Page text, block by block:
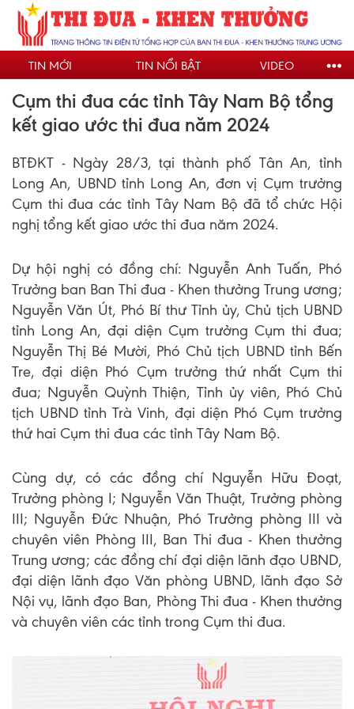
Nhảy
đến
nội
dungTIN MỚI TIN NỔI BẬT VIDEO
Cụm thi đua các tỉnh Tây Nam Bộ tổng
kết giao ước thi đua năm 2024
BTĐKT - Ngày 28/3, tại thành phố Tân An, tỉnh
Long An, UBND tỉnh Long An, đơn vị Cụm trưởng
Cụm thi đua các tỉnh Tây Nam Bộ đã tổ chức Hội
nghị tổng kết giao ước thi đua năm 2024.
Dự hội nghị có đồng chí: Nguyễn Anh Tuấn, Phó
Trưởng ban Ban Thi đua - Khen thưởng Trung ương;
Nguyễn Văn Út, Phó Bí thư Tỉnh ủy, Chủ tịch UBND
tỉnh Long An, đại diện Cụm trưởng Cụm thi đua;
Nguyễn Thị Bé Mười, Phó Chủ tịch UBND tỉnh Bến
Tre, đại diện Phó Cụm trưởng thứ nhất Cụm thi
đua; Nguyễn Quỳnh Thiện, Tỉnh ủy viên, Phó Chủ
tịch UBND tỉnh Trà Vinh, đại diện Phó Cụm trưởng
thứ hai Cụm thi đua các tỉnh Tây Nam Bộ.
Cùng dự, có các đồng chí Nguyễn Hữu Đoạt,
Trưởng phòng I; Nguyễn Văn Thuật, Trưởng phòng
III; Nguyễn Đức Nhuận, Phó Trưởng phòng III và
chuyên viên Phòng III, Ban Thi đua - Khen thưởng
Trung ương; các đồng chí đại diện lãnh đạo UBND,
đại diện lãnh đạo Văn phòng UBND, lãnh đạo Sở
Nội vụ, lãnh đạo Ban, Phòng Thi đua - Khen thưởng
và chuyên viên các tỉnh trong Cụm thi đua.